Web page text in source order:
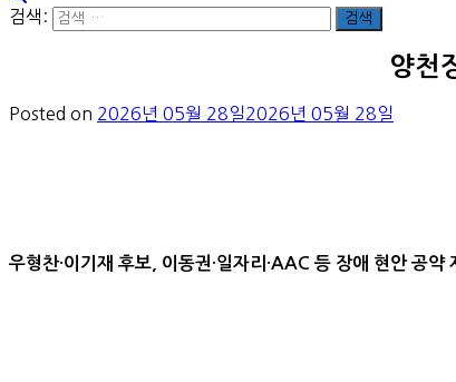
검색:
양천
Posted on 2026년 05월 28일2026년 05월 28일
우형찬·이기재 후보, 이동권·일자리·AAC 등 장애 현안 공약